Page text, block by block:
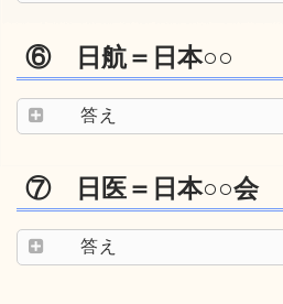
⑥ 日航＝日本○○
答え
⑦ 日医＝日本○○会
答え